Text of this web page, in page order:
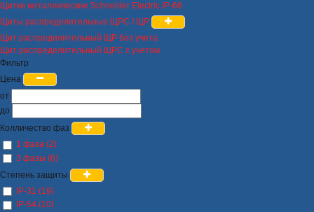
Щитки металлические Schneider Electric IP-66
Щиты распределительные ЩРС / ЩР
Щит распредилительный ЩР без учета
Щит распределительный ЩРС с учетом
Фильтр
Цена
от
до
Колличество фаз
1 фаза (2)
3 фазы (6)
Степень защиты
IP-31 (19)
IP-54 (10)